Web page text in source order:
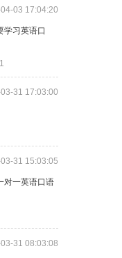
03 17:04:20
学习英语口
1
31 17:03:00
31 15:03:05
对一英语口语
31 08:03:08